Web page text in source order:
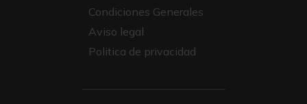
Condiciones Generales
Aviso legal
Politica de privacidad